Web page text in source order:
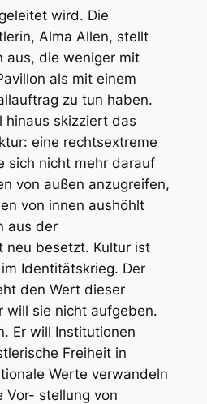
wird. Die
Alma Allen, stellt
aus, die weniger mit
als mit einem
zu tun haben.
hinaus skizziert das
eine rechtsextreme
sich nicht mehr darauf
von außen anzugreifen,
von innen aushöhlt
aus der
neu besetzt. Kultur ist
Identitätskrieg. Der
den Wert dieser
will sie nicht aufgeben.
Er will Institutionen
Freiheit in
Werte verwandeln
Vor- stellung von